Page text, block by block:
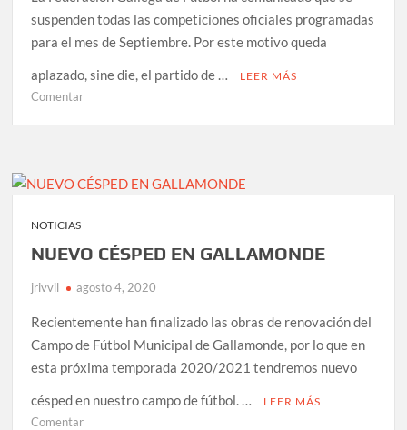
suspenden todas las competiciones oficiales programadas
para el mes de Septiembre. Por este motivo queda
aplazado, sine die, el partido de …
LEER MÁS
Comentaren
DE
VUELTA
DE
NOTICIAS
NUEVO CÉSPED EN GALLAMONDE
jrivvil agosto 4, 2020
Recientemente han finalizado las obras de renovación del
Campo de Fútbol Municipal de Gallamonde, por lo que en
esta próxima temporada 2020/2021 tendremos nuevo
césped en nuestro campo de fútbol. …
LEER MÁS
Comentaren